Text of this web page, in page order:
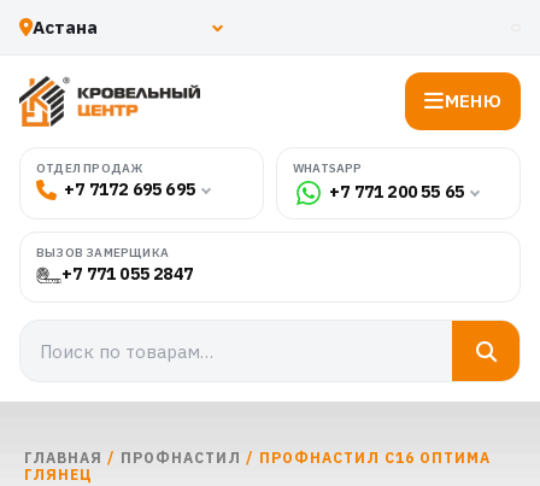
МЕНЮ
ОТДЕЛ ПРОДАЖ
+7 7172 695 695
WHATSAPP
+7 771 200 55 65
ВЫЗОВ ЗАМЕРЩИКА
+7 771 055 2847
ГЛАВНАЯ / ПРОФНАСТИЛ / ПРОФНАСТИЛ С16 ОПТИМА
ГЛЯНЕЦ